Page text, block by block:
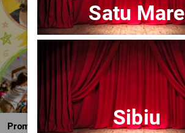
Promit să mă joc!
Satu Mare
Sibiu